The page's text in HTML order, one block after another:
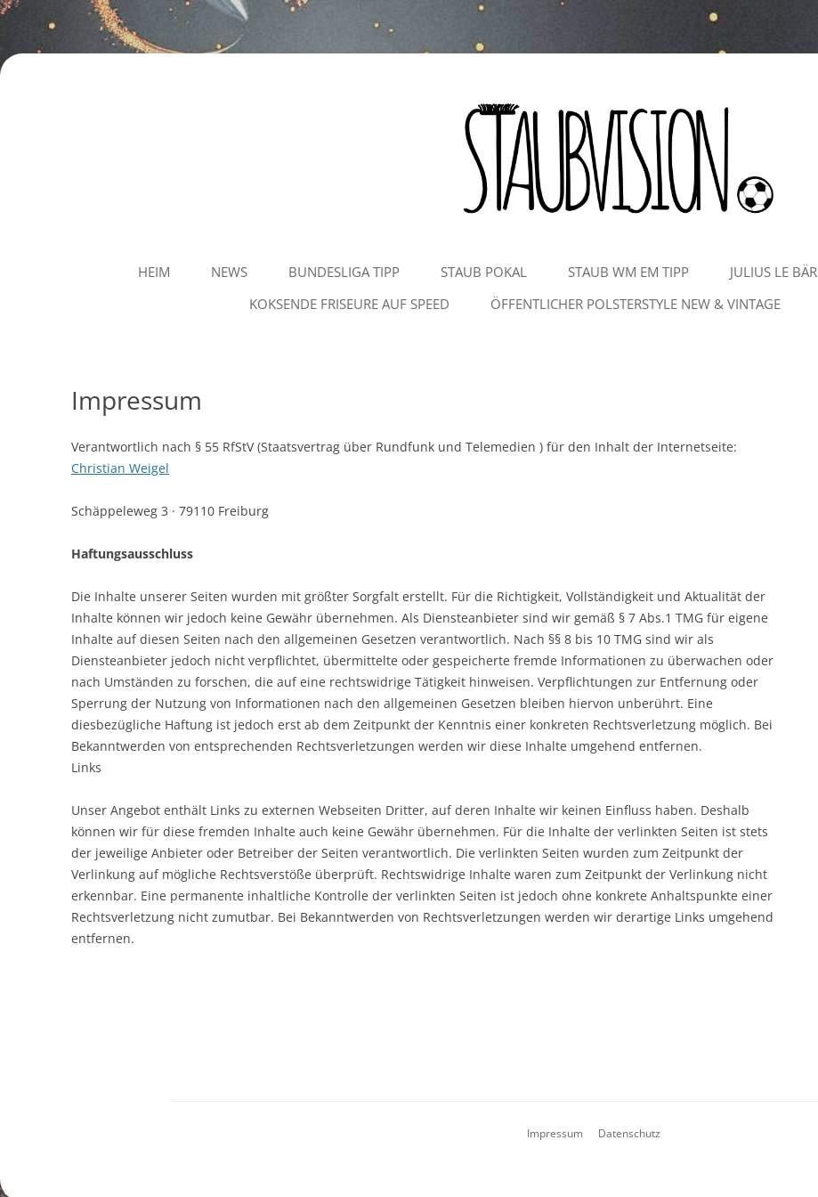
Inhalt
HEIM NEWS BUNDESLIGA TIPP STAUB POKAL STAUB WM EM TIPP JULIUS LE BÄR
KOKSENDE FRISEURE AUF SPEED
ÖFFENTLICHER POLSTERSTYLE NEW & VINTAGE
Impressum
Verantwortlich nach § 55 RfStV (Staatsvertrag über Rundfunk und Telemedien ) für den Inhalt der Internetseite:
Christian Weigel
Schäppeleweg 3 · 79110 Freiburg
Haftungsausschluss
Die Inhalte unserer Seiten wurden mit größter Sorgfalt erstellt. Für die Richtigkeit, Vollständigkeit und Aktualität der
Inhalte können wir jedoch keine Gewähr übernehmen. Als Diensteanbieter sind wir gemäß § 7 Abs.1 TMG für eigene
Inhalte auf diesen Seiten nach den allgemeinen Gesetzen verantwortlich. Nach §§ 8 bis 10 TMG sind wir als
Diensteanbieter jedoch nicht verpflichtet, übermittelte oder gespeicherte fremde Informationen zu überwachen oder
nach Umständen zu forschen, die auf eine rechtswidrige Tätigkeit hinweisen. Verpflichtungen zur Entfernung oder
Sperrung der Nutzung von Informationen nach den allgemeinen Gesetzen bleiben hiervon unberührt. Eine
diesbezügliche Haftung ist jedoch erst ab dem Zeitpunkt der Kenntnis einer konkreten Rechtsverletzung möglich. Bei
Bekanntwerden von entsprechenden Rechtsverletzungen werden wir diese Inhalte umgehend entfernen.
Links
Unser Angebot enthält Links zu externen Webseiten Dritter, auf deren Inhalte wir keinen Einfluss haben. Deshalb
können wir für diese fremden Inhalte auch keine Gewähr übernehmen. Für die Inhalte der verlinkten Seiten ist stets
der jeweilige Anbieter oder Betreiber der Seiten verantwortlich. Die verlinkten Seiten wurden zum Zeitpunkt der
Verlinkung auf mögliche Rechtsverstöße überprüft. Rechtswidrige Inhalte waren zum Zeitpunkt der Verlinkung nicht
erkennbar. Eine permanente inhaltliche Kontrolle der verlinkten Seiten ist jedoch ohne konkrete Anhaltspunkte einer
Rechtsverletzung nicht zumutbar. Bei Bekanntwerden von Rechtsverletzungen werden wir derartige Links umgehend
entfernen.
Impressum Datenschutz